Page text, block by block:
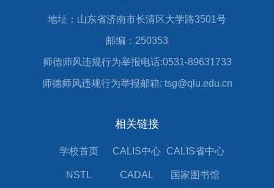
地址：山东省济南市长清区大学路3501号
邮编：250353
师德师风违规行为举报电话:0531-89631733
师德师风违规行为举报邮箱: tsg@qlu.edu.cn
相关链接
学校首页 CALIS中心 CALIS省中心
NSTL CADAL 国家图书馆